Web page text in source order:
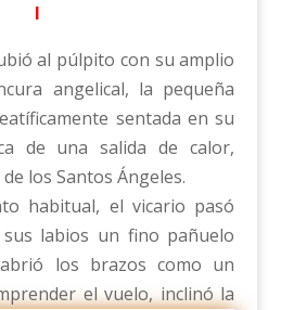
I
al púlpito con su amplio
angelical, la pequeña
sentada en su
de una salida de calor,
los Santos Ángeles.
habitual, el vicario pasó
labios un fino pañuelo
los brazos como un
el vuelo, inclinó la